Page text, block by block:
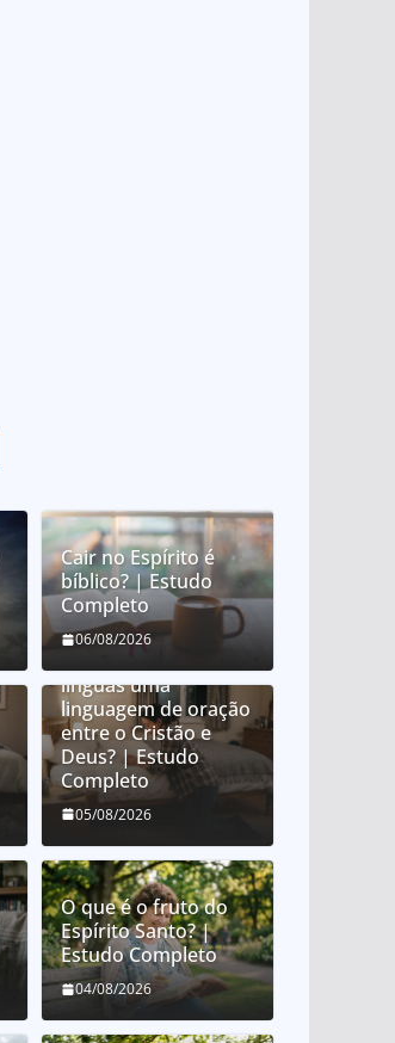
Cair no Espírito é
bíblico? | Estudo
Completo
06/08/2026
O que é orar em
línguas uma
linguagem de oração
entre o Cristão e
Deus? | Estudo
Completo
05/08/2026
O que é o fruto do
Espírito Santo? |
Estudo Completo
04/08/2026